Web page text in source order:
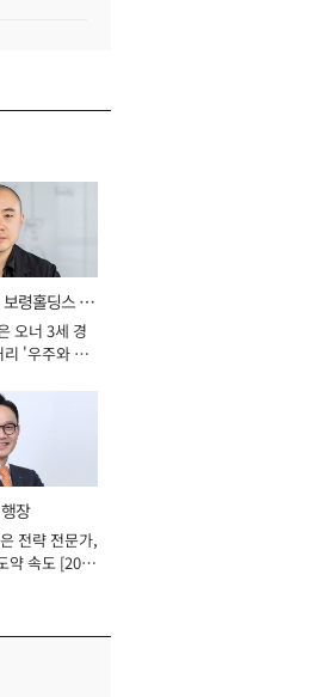
령홀딩스 대
오너 3세 경
리 '우주와 헬
장
전략 전문가,
약 속도 [2026